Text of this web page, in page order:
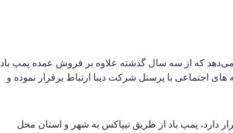
می‌دهد که از سه سال گذشته علاوه بر فروش عمده پمپ باد
اجتماعی با پرسنل شرکت دیبا ارتباط برقرار نموده و
دارد، پمپ باد از طریق تیپاکس به شهر و استان محل